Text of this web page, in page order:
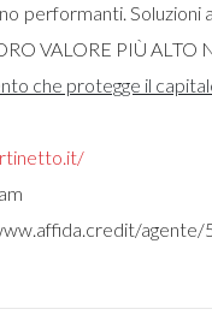
performanti.
VALORE PIÙ
che protegge il